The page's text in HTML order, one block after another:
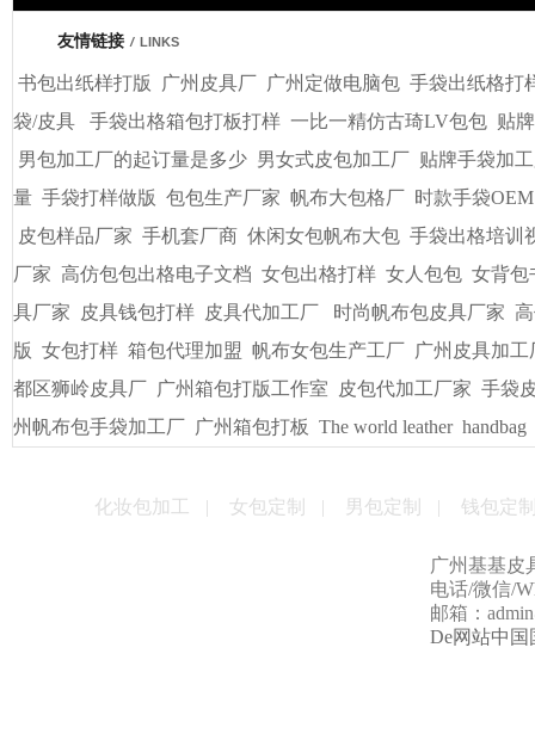
友情链接 / LINKS
书包出纸样打版 广州皮具厂 广州定做电脑包 手袋出纸格打
袋/皮具
手袋出格箱包打板打样 一比一精仿古琦LV包包 贴
男包加工厂的起订量是多少 男女式皮包加工厂 贴牌手袋加
量 手袋打样做版 包包生产厂家 帆布大包格厂 时款手袋OEM
皮包样品厂家 手机套厂商 休闲女包帆布大包 手袋出格培训
厂家 高仿包包出格电子文档 女包出格打样 女人包包 女背包
具厂家
皮具钱包打样 皮具代加工厂 时尚帆布包皮具厂家
版 女包打样 箱包代理加盟 帆布女包生产工厂 广州皮具加工
都区狮岭皮具厂 广州箱包打版工作室 皮包代加工厂家 手袋
州帆布包手袋加工厂 广州箱包打板 The world leather handbag
化妆包加工 | 女包定制 | 男包定制 | 钱包定
广州基基皮
电话/微信/
邮箱：
De网站中国